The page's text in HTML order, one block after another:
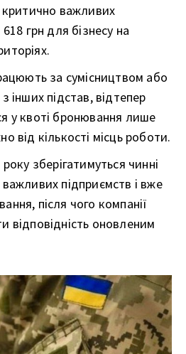
критично важливих
грн для бізнесу на
за сумісництвом або
інших підстав, відтепер
у квоті бронювання лише
від кількості місць роботи.
зберігатимуться чинні
підприємств і вже
після чого компанії
відповідність оновленим